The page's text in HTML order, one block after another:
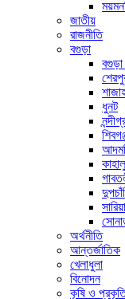
জাতীয়
রাজনীতি
বগুড়া
ধুনট
কাহালু
অর্থনীতি
আন্তর্জাতিক
খেলাধুলা
বিনোদন
কৃষি ও